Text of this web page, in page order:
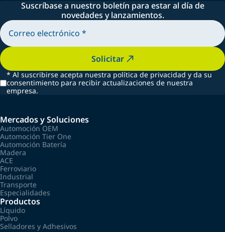
Suscríbase a nuestro boletín para estar al día de
novedades y lanzamientos.
Solicitar
* Al suscribirse acepta nuestra política de privacidad y da su
consentimiento para recibir actualizaciones de nuestra
empresa.
Mercados y Soluciones
Automoción OEM
Automoción Tier One
Automoción Batería
Madera
ACE
Ferroviario
Industrial
Transporte
Especialidades
Productos
Líquido
Polvo
Selladores y Adhesivos